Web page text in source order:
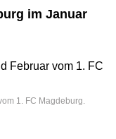
im Januar
1. FC Magdeburg.